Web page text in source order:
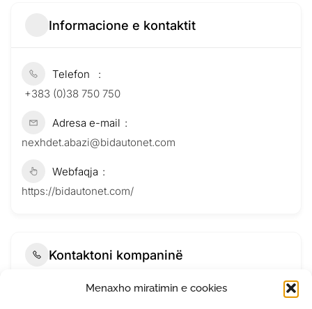
Menaxho miratimin e cookies
Informacione e kontaktit
Telefon
+383 (0)38 750 750
Adresa e-mail
nexhdet.abazi@bidautonet.com
Webfaqja
https://bidautonet.com/
Kontaktoni kompaninë